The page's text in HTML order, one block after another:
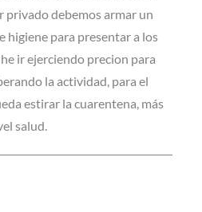
privado debemos armar un
higiene para presentar a los
ir ejerciendo precion para
la actividad, para el
estirar la cuarentena, más
salud.